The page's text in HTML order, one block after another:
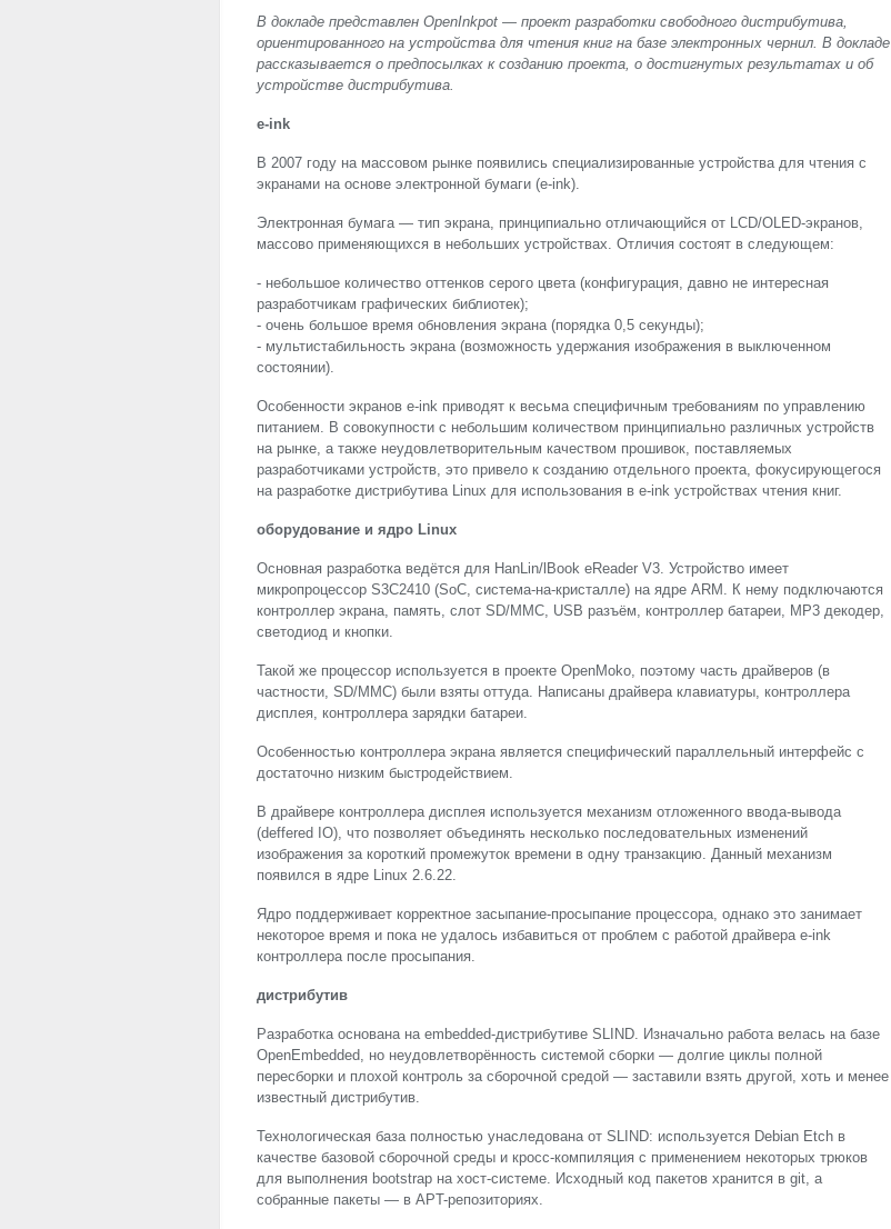
В докладе представлен OpenInkpot — проект разработки свободного дистрибутива,
ориентированного на устройства для чтения книг на базе электронных чернил. В докладе
рассказывается о предпосылках к созданию проекта, о достигнутых результатах и об
устройстве дистрибутива.
e-ink
В 2007 году на массовом рынке появились специализированные устройства для чтения с
экранами на основе электронной бумаги (e-ink).
Электронная бумага — тип экрана, принципиально отличающийся от LCD/OLED-экранов,
массово применяющихся в небольших устройствах. Отличия состоят в следующем:
- небольшое количество оттенков серого цвета (конфигурация, давно не интересная
разработчикам графических библиотек);
- очень большое время обновления экрана (порядка 0,5 секунды);
- мультистабильность экрана (возможность удержания изображения в выключенном
состоянии).
Особенности экранов e-ink приводят к весьма специфичным требованиям по управлению
питанием. В совокупности с небольшим количеством принципиально различных устройств
на рынке, а также неудовлетворительным качеством прошивок, поставляемых
разработчиками устройств, это привело к созданию отдельного проекта, фокусирующегося
на разработке дистрибутива Linux для использования в e-ink устройствах чтения книг.
оборудование и ядро Linux
Основная разработка ведётся для HanLin/lBook eReader V3. Устройство имеет
микропроцессор S3C2410 (SoC, система-на-кристалле) на ядре ARM . К нему подключаются
контроллер экрана, память, слот SD/MMC, USB разъём, контроллер батареи, MP3 декодер,
светодиод и кнопки.
Такой же процессор используется в проекте OpenMoko, поэтому часть драйверов (в
частности, SD/MMC) были взяты оттуда. Написаны драйвера клавиатуры, контроллера
дисплея, контроллера зарядки батареи.
Особенностью контроллера экрана является специфический параллельный интерфейс с
достаточно низким быстродействием.
В драйвере контроллера дисплея используется механизм отложенного ввода-вывода
(deffered IO), что позволяет объединять несколько последовательных изменений
изображения за короткий промежуток времени в одну транзакцию. Данный механизм
появился в ядре Linux 2.6.22.
Ядро поддерживает корректное засыпание-просыпание процессора, однако это занимает
некоторое время и пока не удалось избавиться от проблем с работой драйвера e-ink
контроллера после просыпания.
дистрибутив
Разработка основана на embedded-дистрибутиве SLIND. Изначально работа велась на базе
OpenEmbedded, но неудовлетворённость системой сборки — долгие циклы полной
пересборки и плохой контроль за сборочной средой — заставили взять другой, хоть и менее
известный дистрибутив.
Технологическая база полностью унаследована от SLIND: используется Debian Etch в
качестве базовой сборочной среды и кросс-компиляция с применением некоторых трюков
для выполнения bootstrap на хост-системе. Исходный код пакетов хранится в git, а
собранные пакеты — в APT-репозиториях.